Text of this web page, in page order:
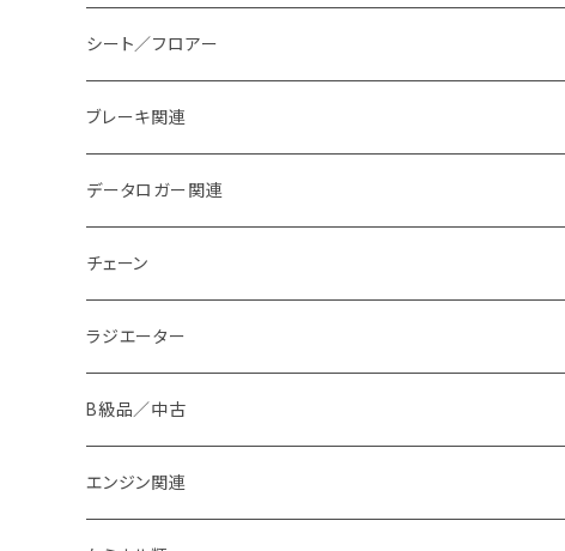
シート／フロアー
ブレーキ関連
ブレーキパッド
ブレーキダクト
データロガー関連
チェーン
ラジエーター
B級品／中古
エンジン関連